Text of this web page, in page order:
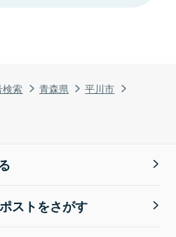
検索 青森県
平川市
ストをさがす